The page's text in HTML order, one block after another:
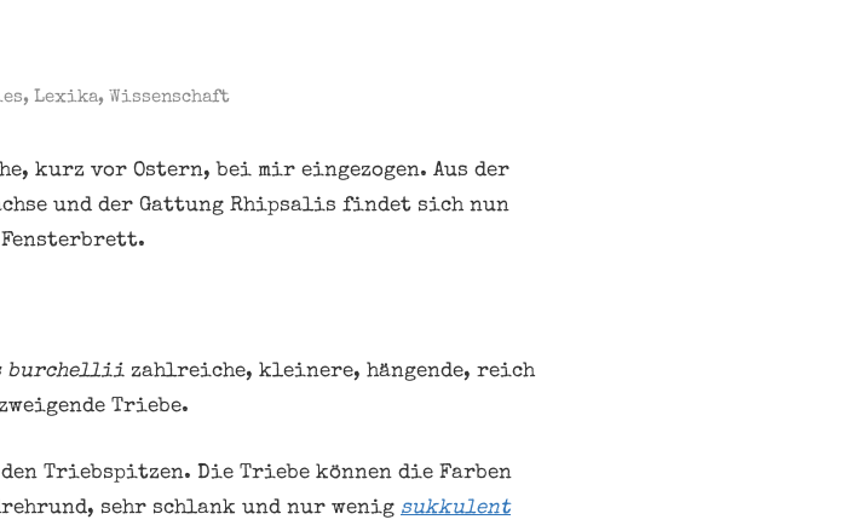
, Lexika, Wissenschaft
kurz vor Ostern, bei mir eingezogen. Aus der
und der Gattung Rhipsalis findet sich nun
Fensterbrett.
burchellii zahlreiche, kleinere, hängende, reich
Triebe.
Triebspitzen. Die Triebe können die Farben
sehr schlank und nur wenig sukkulent